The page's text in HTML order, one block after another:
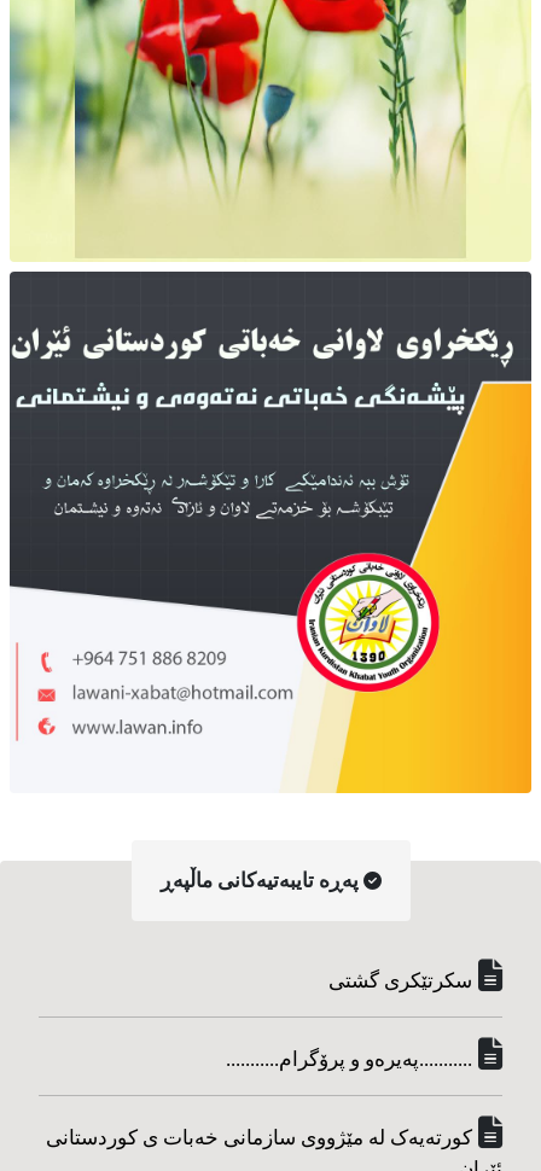
په‌ڕه‌ تایبه‌تیه‌کانی ماڵپه‌ڕ
سکرتێکری گشتی
...........په‌یره‌و و پرۆگرام...........
کورته‌یه‌ک له مێژووی سازمانی خه‌بات ی کوردستانی